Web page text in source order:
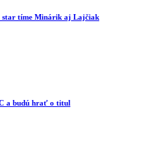
star tíme Minárik aj Lajčiak
a budú hrať o titul